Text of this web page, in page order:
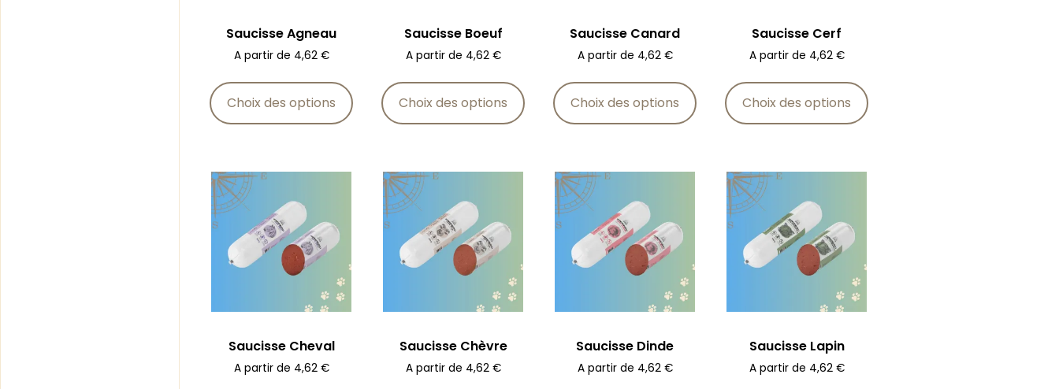
Saucisse Agneau
A partir de 4,62 €
Choix des options
Saucisse Boeuf
A partir de 4,62 €
Choix des options
Saucisse Canard
A partir de 4,62 €
Choix des options
Saucisse Cerf
A partir de 4,62 €
Choix des options
Saucisse Cheval
A partir de 4,62 €
Saucisse Chèvre
A partir de 4,62 €
Saucisse Dinde
A partir de 4,62 €
Saucisse Lapin
A partir de 4,62 €